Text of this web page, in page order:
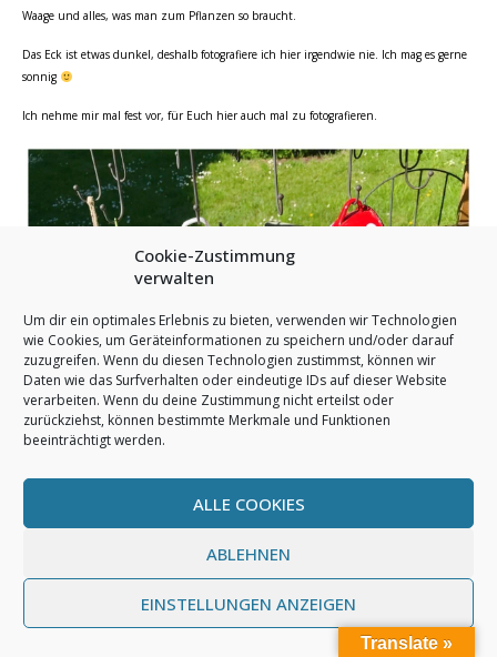
Cookie-Zustimmung
verwalten
Um dir ein optimales Erlebnis zu bieten, verwenden wir Technologien
wie Cookies, um Geräteinformationen zu speichern und/oder darauf
zuzugreifen. Wenn du diesen Technologien zustimmst, können wir
Daten wie das Surfverhalten oder eindeutige IDs auf dieser Website
verarbeiten. Wenn du deine Zustimmung nicht erteilst oder
zurückziehst, können bestimmte Merkmale und Funktionen
beeinträchtigt werden.
ALLE COOKIES
ABLEHNEN
EINSTELLUNGEN ANZEIGEN
Waage und alles, was man zum Pflanzen so braucht.
Das Eck ist etwas dunkel, deshalb fotografiere ich hier irgendwie nie. Ich mag es gerne
sonnig
Ich nehme mir mal fest vor, für Euch hier auch mal zu fotografieren.
Gibt es etwas schöneres als Blumen?
Translate »